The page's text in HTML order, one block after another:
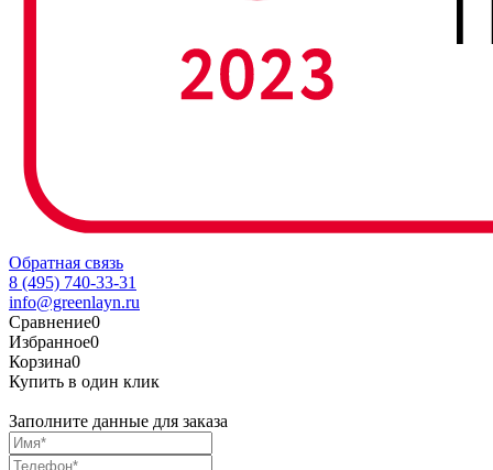
Обратная связь
8 (495) 740-33-31
info@greenlayn.ru
Сравнение0
Избранное0
Корзина0
Купить в один клик
Заполните данные для заказа